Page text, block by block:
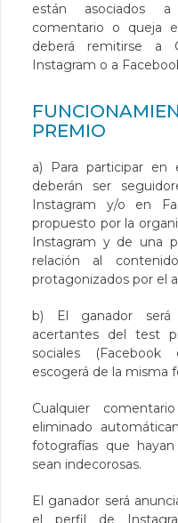
están asociados
comentario o queja
deberá remitirse a
Instagram o a
PREMIO
a) Para participar en
deberán ser
Instagram y/o en
propuesto por la
Instagram y de una
relación al
protagonizados por el
b) El ganador
acertantes del test
sociales
escogerá de la misma
Cualquier
eliminado
fotografías que
sean indecorosas.
El ganador será
el perfil de